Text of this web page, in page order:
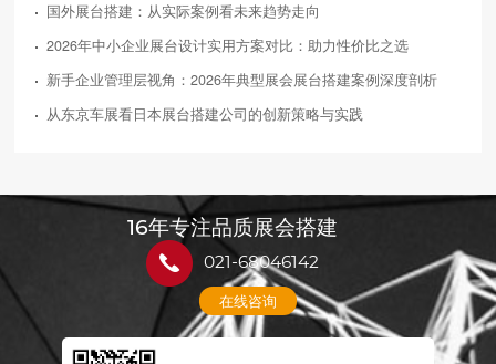
国外展台搭建：从实际案例看未来趋势走向
2026年中小企业展台设计实用方案对比：助力性价比之选
新手企业管理层视角：2026年典型展会展台搭建案例深度剖析
从东京车展看日本展台搭建公司的创新策略与实践
16年专注品质展会搭建
021-68046142
在线咨询